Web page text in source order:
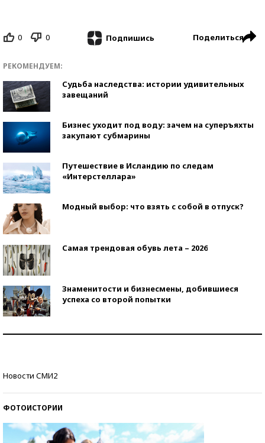
0 0 Подпишись Поделиться
РЕКОМЕНДУЕМ:
Судьба наследства: истории удивительных
завещаний
Бизнес уходит под воду: зачем на суперъяхты
закупают субмарины
Путешествие в Исландию по следам
«Интерстеллара»
Модный выбор: что взять с собой в отпуск?
Самая трендовая обувь лета – 2026
Знаменитости и бизнесмены, добившиеся
успеха со второй попытки
Новости СМИ2
ФОТОИСТОРИИ